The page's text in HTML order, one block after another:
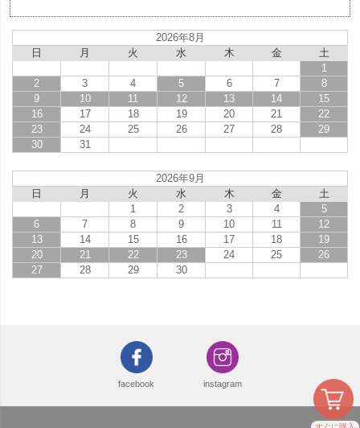
2026年8月
日
月 火 水 木 金
土
1
2
3 4 5 6 7
8
9
10 11 12 13 14
15
16
17 18 19 20 21
22
23
24 25 26 27 28
29
30
31
2026年9月
日
月 火 水 木 金
土
1
2 3 4
5
6
7 8 9 10 11
12
13
14 15 16 17 18
19
20
21 22 23 24 25
26
27
28 29 30
facebook instagram